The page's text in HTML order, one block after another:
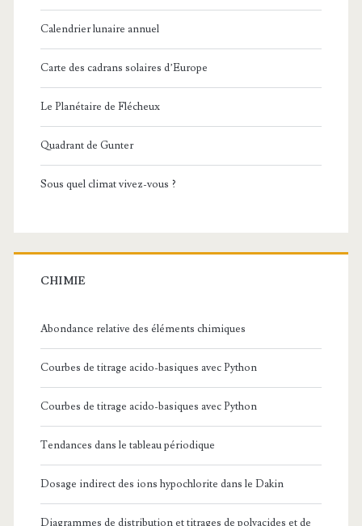
Calendrier lunaire annuel
Carte des cadrans solaires d’Europe
Le Planétaire de Flécheux
Quadrant de Gunter
Sous quel climat vivez-vous ?
CHIMIE
Abondance relative des éléments chimiques
Courbes de titrage acido-basiques avec Python
Courbes de titrage acido-basiques avec Python
Tendances dans le tableau périodique
Dosage indirect des ions hypochlorite dans le Dakin
Diagrammes de distribution et titrages de polyacides et de